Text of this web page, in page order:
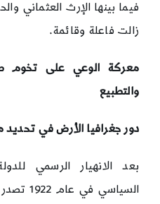
فيما بينها الإرث العثماني
زالت فاعلة وقائمة.
معركة الوعي على تخوم
والتطبيع
دور جغرافيا الأرض في تحديد
بعد الانهيار الرسمي
السياسي